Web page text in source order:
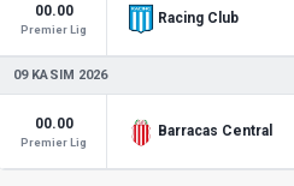
00.00
Premier Lig
Racing Club
09 KASIM 2026
00.00
Premier Lig
Barracas Central